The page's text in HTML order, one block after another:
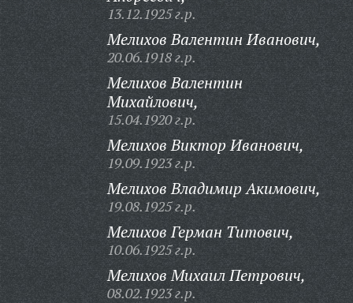
13.12.1925 г.р.
Мелихов Валентин Иванович,
20.06.1918 г.р.
Мелихов Валентин
Михайлович,
15.04.1920 г.р.
Мелихов Виктор Иванович,
19.09.1923 г.р.
Мелихов Владимир Акимович,
19.08.1925 г.р.
Мелихов Герман Титович,
10.06.1925 г.р.
Мелихов Михаил Петрович,
08.02.1923 г.р.